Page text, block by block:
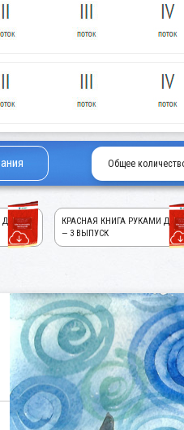
Общее
КРАСНАЯ КНИГА РУКАМИ
— 3 ВЫПУСК